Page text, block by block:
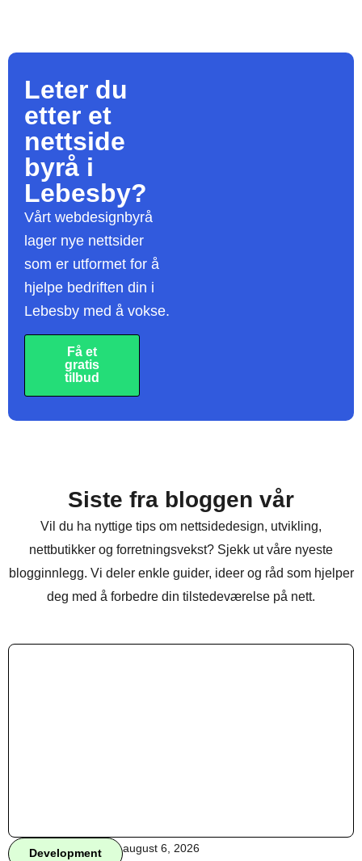
Leter du
etter et
nettside
byrå i
Lebesby?
Vårt webdesignbyrå
lager nye nettsider
som er utformet for å
hjelpe bedriften din i
Lebesby med å vokse.
Få et
gratis
tilbud
Siste fra bloggen vår
Vil du ha nyttige tips om nettsidedesign, utvikling,
nettbutikker og forretningsvekst? Sjekk ut våre nyeste
blogginnlegg. Vi deler enkle guider, ideer og råd som hjelper
deg med å forbedre din tilstedeværelse på nett.
Development august 6, 2026